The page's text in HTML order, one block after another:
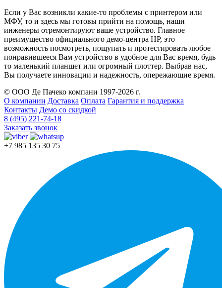
Если у Вас возникли какие-то проблемы с принтером или
МФУ, то и здесь мы готовы прийти на помощь, наши
инженеры отремонтируют ваше устройство. Главное
преимущество официального демо-центра HP, это
возможность посмотреть, пощупать и протестировать любое
понравившееся Вам устройство в удобное для Вас время, будь
то маленький планшет или огромный плоттер. Выбрав нас,
Вы получаете инновации и надежность, опережающие время.
© ООО Де Пачеко компани 1997-2026 г.
О компании Доставка Оплата Гарантия и поддержка
Контакты Демо со скидкой
8 (495) 221-74-18
Заказать звонок
+7 985 135 30 75